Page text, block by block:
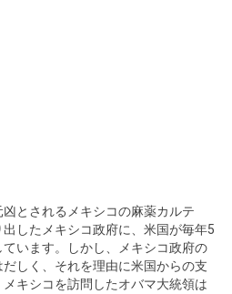
とされるメキシコの麻薬カルテ
したメキシコ政府に、米国が毎年5
います。しかし、メキシコ政府の
しく、それを理由に米国からの支
キシコを訪問したオバマ大統領は